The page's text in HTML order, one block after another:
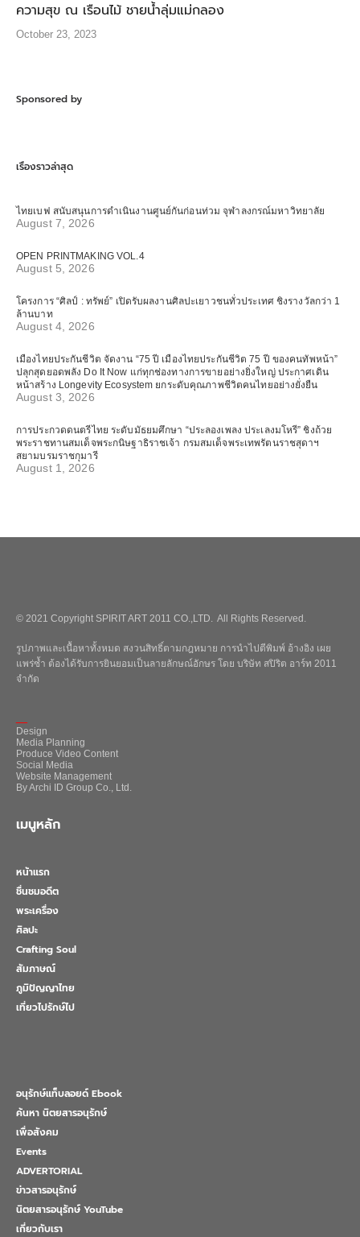
ความสุข ณ เรือนไม้ ชายน้ำลุ่มแม่กลอง
October 23, 2023
Sponsored by
เรื่องราวล่าสุด
ไทยเบฟ สนับสนุนการดำเนินงานศูนย์กันก่อนท่วม จุฬาลงกรณ์มหาวิทยาลัย
August 7, 2026
OPEN PRINTMAKING VOL.4
August 5, 2026
โครงการ “ศิลป์ : ทรัพย์” เปิดรับผลงานศิลปะเยาวชนทั่วประเทศ ชิงรางวัลกว่า 1
ล้านบาท
August 4, 2026
เมืองไทยประกันชีวิต จัดงาน “75 ปี เมืองไทยประกันชีวิต 75 ปี ของคนทัพหน้า”
ปลุกสุดยอดพลัง Do It Now แก่ทุกช่องทางการขายอย่างยิ่งใหญ่ ประกาศเดิน
หน้าสร้าง Longevity Ecosystem ยกระดับคุณภาพชีวิตคนไทยอย่างยั่งยืน
August 3, 2026
การประกวดดนตรีไทย ระดับมัธยมศึกษา “ประลองเพลง ประเลงมโหรี” ชิงถ้วย
พระราชทานสมเด็จพระกนิษฐาธิราชเจ้า กรมสมเด็จพระเทพรัตนราชสุดาฯ
สยามบรมราชกุมารี
August 1, 2026
© 2021 Copyright SPIRIT ART 2011 CO.,LTD. All Rights Reserved.
รูปภาพและเนื้อหาทั้งหมด สงวนสิทธิ์ตามกฎหมาย การนำไปตีพิมพ์ อ้างอิง เผย
แพร่ซ้ำ ต้องได้รับการยินยอมเป็นลายลักษณ์อักษร โดย บริษัท สปิริต อาร์ท 2011
จำกัด
Design
Media Planning
Produce Video Content
Social Media
Website Management
By Archi ID Group Co., Ltd.
เมนูหลัก
หน้าแรก
ชื่นชมอดีต
พระเครื่อง
ศิลปะ
Crafting Soul
สัมภาษณ์
ภูมิปัญญาไทย
เที่ยวไปรักษ์ไป
อนุรักษ์แท็บลอยด์ Ebook
ค้นหา นิตยสารอนุรักษ์
เพื่อสังคม
Events
ADVERTORIAL
ข่าวสารอนุรักษ์
นิตยสารอนุรักษ์ YouTube
เกี่ยวกับเรา